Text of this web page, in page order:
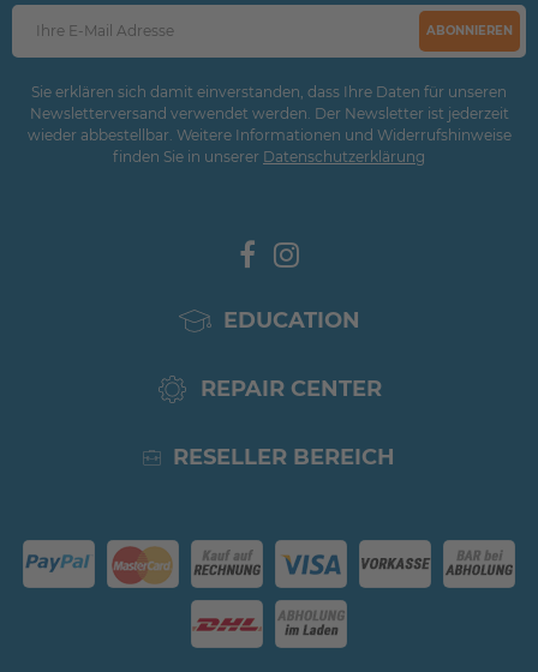
ABONNIEREN
Sie erklären sich damit einverstanden, dass Ihre Daten für unseren
Newsletterversand verwendet werden. Der Newsletter ist jederzeit
wieder abbestellbar. Weitere Informationen und Widerrufshinweise
finden Sie in unserer Daten­schutz­erklärung
EDUCATION
REPAIR CENTER
RESELLER BEREICH